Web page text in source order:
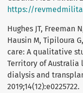
https://
Hughes JT, Freeman
Hausin M, Tipiloura
care: A qualitative
Territory of Australia
dialysis and
2019;14(12):e0225722.